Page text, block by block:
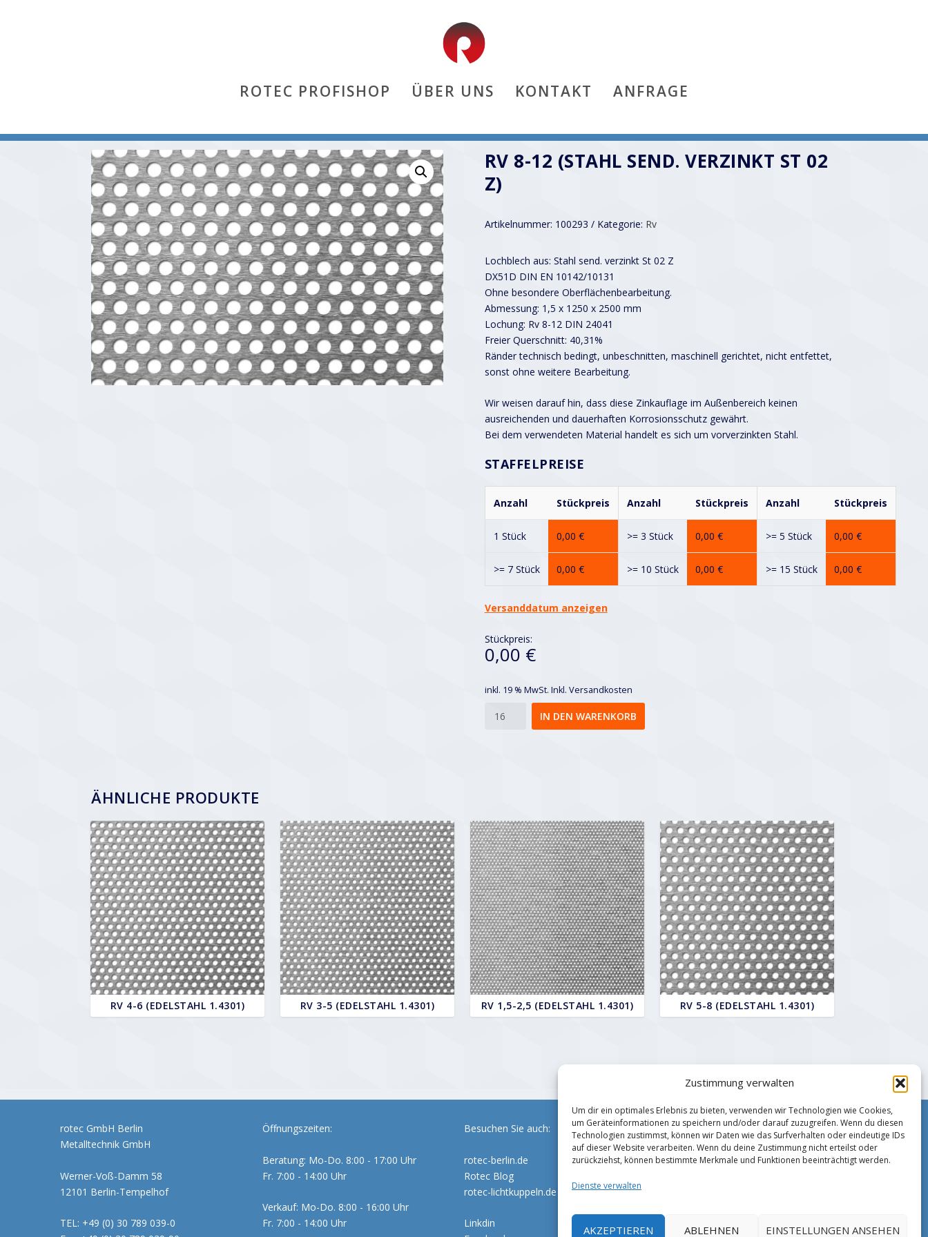
Zustimmung verwalten
Um dir ein optimales Erlebnis zu bieten, verwenden wir Technologien wie Cookies,
um Geräteinformationen zu speichern und/oder darauf zuzugreifen. Wenn du diesen
Technologien zustimmst, können wir Daten wie das Surfverhalten oder eindeutige IDs
auf dieser Website verarbeiten. Wenn du deine Zustimmung nicht erteilst oder
zurückziehst, können bestimmte Merkmale und Funktionen beeinträchtigt werden.
Dienste verwalten
AKZEPTIEREN ABLEHNEN EINSTELLUNGEN ANSEHEN
ROTEC PROFISHOP ÜBER UNS KONTAKT ANFRAGE
Start/Rv/ Rv 8-12 (Stahl send. verzinkt St 02 Z)
RV 8-12 (STAHL SEND. VERZINKT ST 02
Z)
Artikelnummer: 100293 Kategorie: Rv
Lochblech aus: Stahl send. verzinkt St 02 Z
DX51D DIN EN 10142/10131
Ohne besondere Oberflächenbearbeitung.
Abmessung: 1,5 x 1250 x 2500 mm
Lochung: Rv 8-12 DIN 24041
Freier Querschnitt: 40,31%
Ränder technisch bedingt, unbeschnitten, maschinell gerichtet, nicht entfettet,
sonst ohne weitere Bearbeitung.
Wir weisen darauf hin, dass diese Zinkauflage im Außenbereich keinen
ausreichenden und dauerhaften Korrosionsschutz gewährt.
Bei dem verwendeten Material handelt es sich um vorverzinkten Stahl.
STAFFELPREISE
Anzahl Stückpreis Anzahl Stückpreis Anzahl Stückpreis
1 Stück 0,00 € >= 3 Stück 0,00 € >= 5 Stück 0,00 €
>= 7 Stück 0,00 € >= 10 Stück 0,00 € >= 15 Stück 0,00 €
Versanddatum anzeigen
Stückpreis:
0,00 €
inkl. 19 % MwSt. Inkl. Versandkosten
IN DEN WARENKORB
ÄHNLICHE PRODUKTE
RV 4-6 (EDELSTAHL 1.4301) RV 3-5 (EDELSTAHL 1.4301) RV 1,5-2,5 (EDELSTAHL 1.4301) RV 5-8 (EDELSTAHL 1.4301)
rotec GmbH Berlin
Metalltechnik GmbH
Werner-Voß-Damm 58
12101 Berlin-Tempelhof
TEL: +49 (0) 30 789 039-0
Öffnungszeiten:
Beratung: Mo-Do. 8:00 - 17:00 Uhr
Fr. 7:00 - 14:00 Uhr
Verkauf: Mo-Do. 8:00 - 16:00 Uhr
Fr. 7:00 - 14:00 Uhr
Besuchen Sie auch:
rotec-berlin.de
Rotec Blog
rotec-lichtkuppeln.de
Linkdin
Impressum
Zahlungsmethoden
Datenschutz